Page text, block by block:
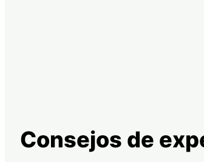
Consejos de